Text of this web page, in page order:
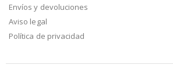
Envíos y devoluciones
Aviso legal
Política de privacidad